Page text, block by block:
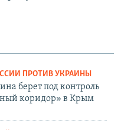
ПРОТИВ УКРАИНЫ
берет под контроль
коридор» в Крым